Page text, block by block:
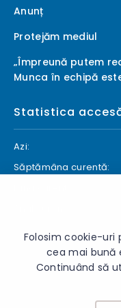
Anunț
Protejăm mediul
„Împreună putem
Munca în echipă
Statistica
Azi:
Săptămâna curentă:
© 2026 Gimnaziul
Folosim cookie-uri
cea mai bună
Continuând să